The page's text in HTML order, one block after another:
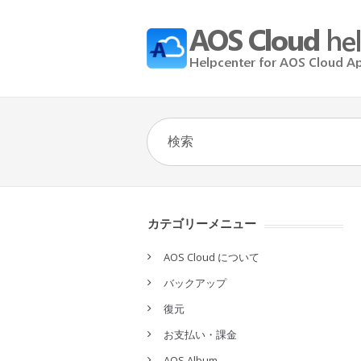
カテゴリーメニュー
AOS Cloud について
バックアップ
復元
お支払い・課金